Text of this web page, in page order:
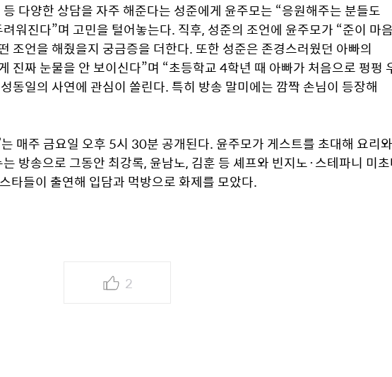
다양한 상담을 자주 해준다는 성준에게 윤주모는 “응원해주는 분들도
워진다”며 고민을 털어놓는다. 직후, 성준의 조언에 윤주모가 “준이 마
조언을 해줬을지 궁금증을 더한다. 또한 성준은 존경스러웠던 아빠의
진짜 눈물을 안 보이신다”며 “초등학교 4학년 때 아빠가 처음으로 펑펑
동일의 사연에 관심이 쏠린다. 특히 방송 말미에는 깜짝 손님이 등장해
매주 금요일 오후 5시 30분 공개된다. 윤주모가 게스트를 초대해 요리와
방송으로 그동안 최강록, 윤남노, 김훈 등 셰프와 빈지노·스테파니 미
타들이 출연해 입담과 먹방으로 화제를 모았다.
2